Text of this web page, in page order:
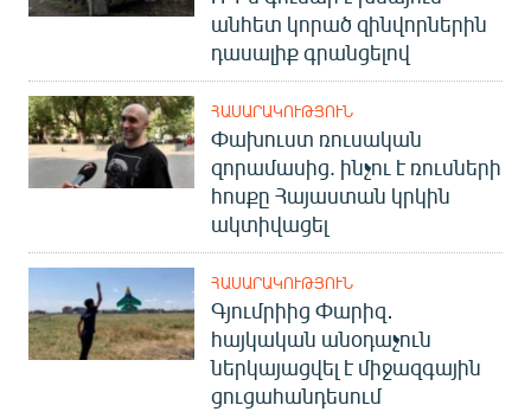
անհետ կորած զինվորներին
դասալիք գրանցելով
ՀԱՍԱՐԱԿՈՒԹՅՈՒՆ
Փախուստ ռուսական
զորամասից. ինչու է ռուսների
հոսքը Հայաստան կրկին
ակտիվացել
ՀԱՍԱՐԱԿՈՒԹՅՈՒՆ
Գյումրիից Փարիզ․
հայկական անօդաչուն
ներկայացվել է միջազգային
ցուցահանդեսում